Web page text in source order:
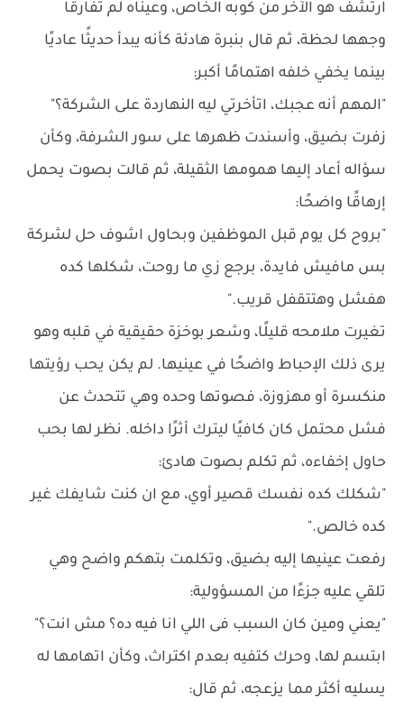
ارتشف هو الآخر من كوبه الخاص، وعيناه لم تفارقا
وجهها لحظة، ثم قال بنبرة هادئة كأنه يبدأ حديثًا عاديًا
بينما يخفي خلفه اهتمامًا أكبر:
"المهم أنه عجبك، اتأخرتي ليه النهاردة على الشركة؟"
زفرت بضيق، وأسندت ظهرها على سور الشرفة، وكأن
سؤاله أعاد إليها همومها الثقيلة، ثم قالت بصوت يحمل
إرهاقًا واضحًا:
"بروح كل يوم قبل الموظفين وبحاول اشوف حل لشركة
بس مافيش فايدة، برجع زي ما روحت، شكلها كده
هفشل وهتتقفل قريب."
تغيرت ملامحه قليلًا، وشعر بوخزة حقيقية في قلبه وهو
يرى ذلك الإحباط واضحًا في عينيها. لم يكن يحب رؤيتها
منكسرة أو مهزوزة، فصوتها وحده وهي تتحدث عن
فشل محتمل كان كافيًا ليترك أثرًا داخله. نظر لها بحب
حاول إخفاءه، ثم تكلم بصوت هادئ:
"شكلك كده نفسك قصير أوي، مع ان كنت شايفك غير
كده خالص."
رفعت عينيها إليه بضيق، وتكلمت بتهكم واضح وهي
تلقي عليه جزءًا من المسؤولية:
"يعني ومين كان السبب فى اللي انا فيه ده؟ مش انت؟"
ابتسم لها، وحرك كتفيه بعدم اكتراث، وكأن اتهامها له
يسليه أكثر مما يزعجه، ثم قال: